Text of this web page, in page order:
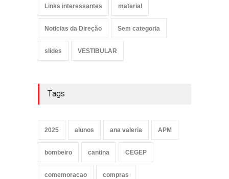
Links interessantes material
Noticias da Direção Sem categoria
slides VESTIBULAR
Tags
2025 alunos ana valeria APM
bombeiro cantina CEGEP
comemoracao compras